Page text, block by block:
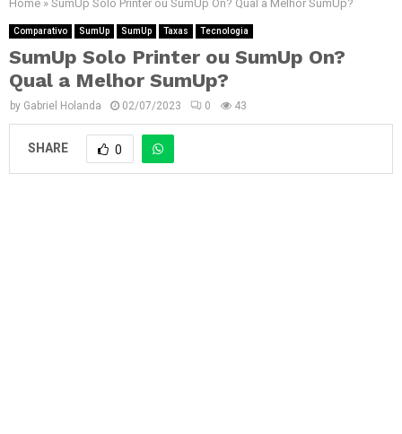
Home » SumUp Solo Printer ou SumUp On? Qual a Melhor SumUp?
Comparativo SumUp SumUp Taxas Tecnologia
SumUp Solo Printer ou SumUp On?
Qual a Melhor SumUp?
by Gabriel Holanda 02/07/2023 0 43
SHARE 0